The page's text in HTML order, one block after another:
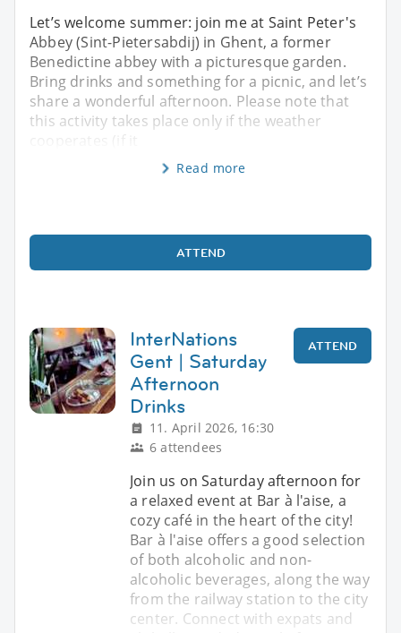
Let’s welcome summer: join me at Saint Peter's
Abbey (Sint-Pietersabdij) in Ghent, a former
Benedictine abbey with a picturesque garden.
Bring drinks and something for a picnic, and let’s
share a wonderful afternoon. Please note that
this activity takes place only if the weather
cooperates (if it
Read more
ATTEND
InterNations
Gent | Saturday
Afternoon
Drinks
11. April 2026, 16:30
6 attendees
ATTEND
Join us on Saturday afternoon for
a relaxed event at Bar à l'aise, a
cozy café in the heart of the city!
Bar à l'aise offers a good selection
of both alcoholic and non-
alcoholic beverages, along the way
from the railway station to the city
center. Connect with expats and